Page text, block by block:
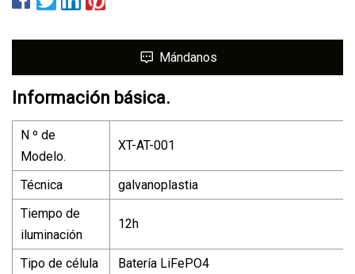
Mándanos
Información básica.
N º de
Modelo.
XT-AT-001
Técnica
galvanoplastia
Tiempo de
iluminación
12h
Tipo de célula
Batería LiFePO4